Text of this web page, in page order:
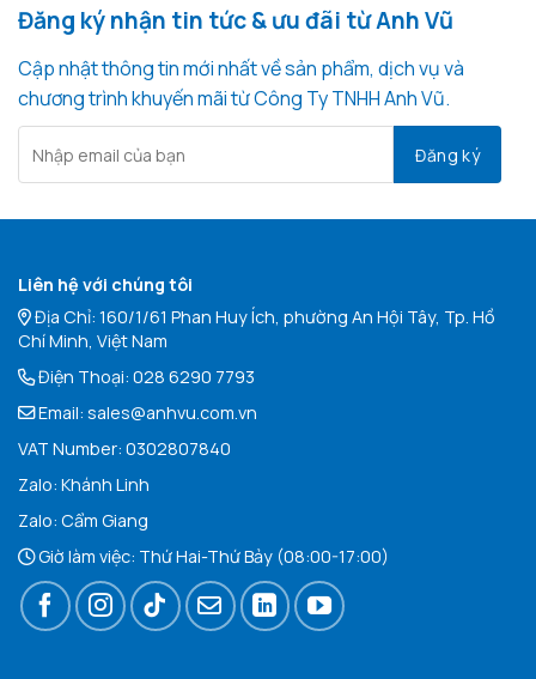
Đăng ký nhận tin tức & ưu đãi từ Anh Vũ
Cập nhật thông tin mới nhất về sản phẩm, dịch vụ và
chương trình khuyến mãi từ Công Ty TNHH Anh Vũ.
Liên hệ với chúng tôi
Địa Chỉ: 160/1/61 Phan Huy Ích, phường An Hội Tây, Tp. Hồ
Chí Minh, Việt Nam
Điện Thoại: 028 6290 7793
Email: sales@anhvu.com.vn
VAT Number: 0302807840
Zalo: Khánh Linh
Zalo: Cẩm Giang
Giờ làm việc: Thứ Hai-Thứ Bảy (08:00-17:00)